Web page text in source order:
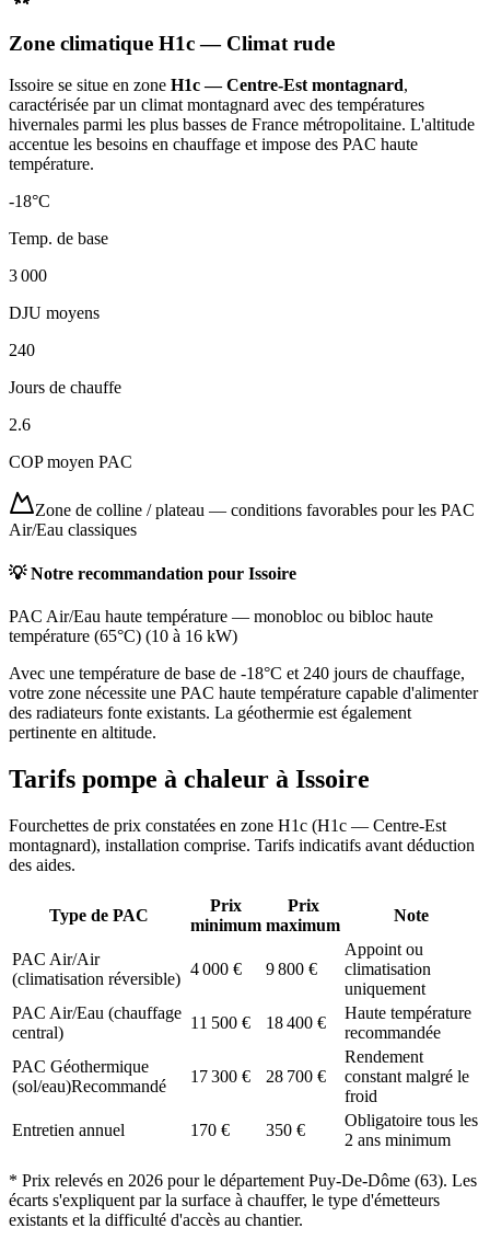
Zone climatique H1c— Climat rude
Issoire se situe en zone H1c — Centre-Est montagnard,
caractérisée par un climat montagnard avec des températures
hivernales parmi les plus basses de France métropolitaine. L'altitude
accentue les besoins en chauffage et impose des PAC haute
température.
-18°C
Temp. de base
3 000
DJU moyens
240
Jours de chauffe
2.6
COP moyen PAC
Zone de colline / plateau — conditions favorables pour les PAC
Air/Eau classiques
💡 Notre recommandation pour Issoire
PAC Air/Eau haute température — monobloc ou bibloc haute
température (65°C) (10 à 16 kW)
Avec une température de base de -18°C et 240 jours de chauffage,
votre zone nécessite une PAC haute température capable d'alimenter
des radiateurs fonte existants. La géothermie est également
pertinente en altitude.
Tarifs pompe à chaleur à Issoire
Fourchettes de prix constatées en zone H1c (H1c — Centre-Est
montagnard), installation comprise. Tarifs indicatifs avant déduction
des aides.
Type de PAC
Prix
minimum
Prix
maximum
Note
PAC Air/Air
(climatisation réversible)
4 000 € 9 800 €
Appoint ou
climatisation
uniquement
PAC Air/Eau (chauffage
central)
11 500 € 18 400 €
Haute température
recommandée
PAC Géothermique
(sol/eau)Recommandé
17 300 € 28 700 €
Rendement
constant malgré le
froid
Entretien annuel
170 € 350 €
Obligatoire tous les
2 ans minimum
* Prix relevés en 2026 pour le département Puy-De-Dôme (63). Les
écarts s'expliquent par la surface à chauffer, le type d'émetteurs
existants et la difficulté d'accès au chantier.